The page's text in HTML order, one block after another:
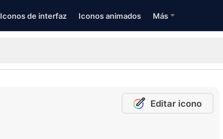
Iconos de interfaz Iconos animados Más
Editar icono